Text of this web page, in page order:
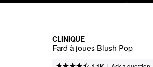
CLINIQUE
Fard à joues Blush Pop
|